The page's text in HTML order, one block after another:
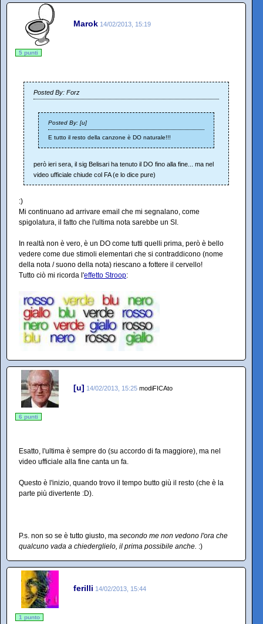
Marok 14/02/2013, 15:19
5 punti
Posted By: Forz
Posted By: [u]
E tutto il resto della canzone è DO naturale!!!
però ieri sera, il sig Belisari ha tenuto il DO fino alla fine... ma nel
video ufficiale chiude col FA (e lo dice pure)
:)
Mi continuano ad arrivare email che mi segnalano, come
spigolatura, il fatto che l'ultima nota sarebbe un SI.
In realtà non è vero, è un DO come tutti quelli prima, però è bello
vedere come due stimoli elementari che si contraddicono (nome
della nota / suono della nota) riescano a fottere il cervello!
Tutto ciò mi ricorda l'effetto Stroop:
[u] 14/02/2013, 15:25 modiFICAto
6 punti
Esatto, l'ultima è sempre do (su accordo di fa maggiore), ma nel
video ufficiale alla fine canta un fa.
Questo è l'inizio, quando trovo il tempo butto giù il resto (che è la
parte più divertente :D).
P.s. non so se è tutto giusto, ma secondo me non vedono l'ora che
qualcuno vada a chiederglielo, il prima possibile anche. :)
ferilli 14/02/2013, 15:44
1 punto